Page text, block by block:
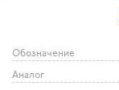
Обозначение
Аналог